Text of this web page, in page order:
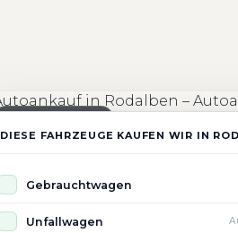
DIESE FAHRZEUGE KAUFEN WIR IN
Gebrauchtwagen
Unfallwagen